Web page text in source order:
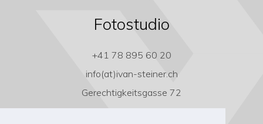
Fotostudio
+41 78 895 60 20
info(at)ivan-steiner.ch
Gerechtigkeitsgasse 72
3011 Bern